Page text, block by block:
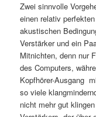
Zwei sinnvolle
einen relativ
akustischen
Verstärker und ein
Mitnichten, denn nur
des Computers,
Kopfhörer-Ausgang
so viele
nicht mehr gut